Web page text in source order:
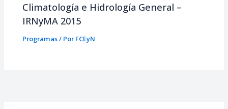
Climatología e Hidrología General –
IRNyMA 2015
Programas/ PorFCEyN